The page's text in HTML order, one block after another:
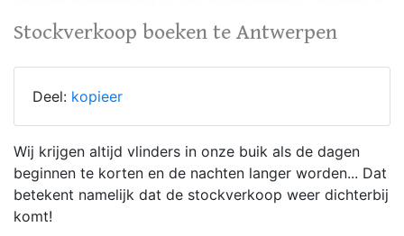
Stockverkoop boeken te Antwerpen
Deel: kopieer
Wij krijgen altijd vlinders in onze buik als de dagen
beginnen te korten en de nachten langer worden... Dat
betekent namelijk dat de stockverkoop weer dichterbij
komt!